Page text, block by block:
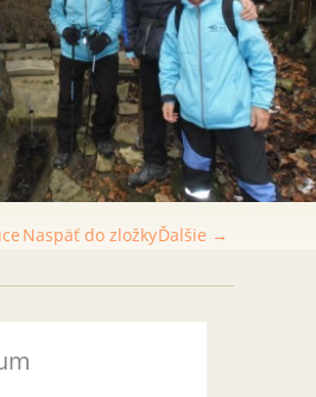
Ďalšie →
Naspäť do zložky